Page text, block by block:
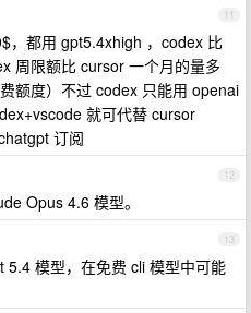
11
，都用 gpt5.4xhigh ，codex 比
周限额比 cursor 一个月的量多
额度）不过 codex 只能用 openai
就可代替 cursor
订阅
12
Opus 4.6 模型。
13
模型，在免费 cli 模型中可能